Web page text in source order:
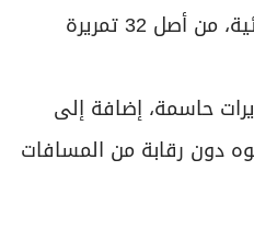
له أيضاً في الأدوار الإقصائية، من أصل 32 تمريرة
حاسمة، إضافة إلى
دون رقابة من المسافات